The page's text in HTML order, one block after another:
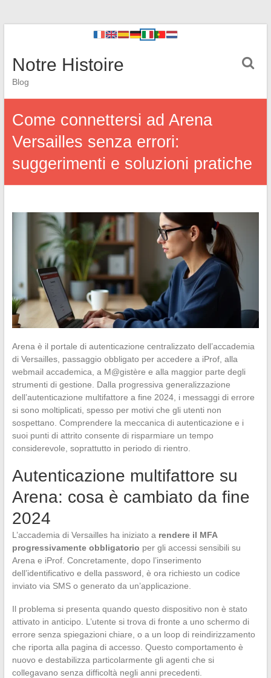
Notre Histoire
Blog
Come connettersi ad Arena
Versailles senza errori:
suggerimenti e soluzioni pratiche
Arena è il portale di autenticazione centralizzato dell’accademia
di Versailles, passaggio obbligato per accedere a iProf, alla
webmail accademica, a M@gistère e alla maggior parte degli
strumenti di gestione. Dalla progressiva generalizzazione
dell’autenticazione multifattore a fine 2024, i messaggi di errore
si sono moltiplicati, spesso per motivi che gli utenti non
sospettano. Comprendere la meccanica di autenticazione e i
suoi punti di attrito consente di risparmiare un tempo
considerevole, soprattutto in periodo di rientro.
Autenticazione multifattore su
Arena: cosa è cambiato da fine
2024
L’accademia di Versailles ha iniziato a rendere il MFA
progressivamente obbligatorio per gli accessi sensibili su
Arena e iProf. Concretamente, dopo l’inserimento
dell’identificativo e della password, è ora richiesto un codice
inviato via SMS o generato da un’applicazione.
Il problema si presenta quando questo dispositivo non è stato
attivato in anticipo. L’utente si trova di fronte a uno schermo di
errore senza spiegazioni chiare, o a un loop di reindirizzamento
che riporta alla pagina di accesso. Questo comportamento è
nuovo e destabilizza particolarmente gli agenti che si
collegavano senza difficoltà negli anni precedenti.